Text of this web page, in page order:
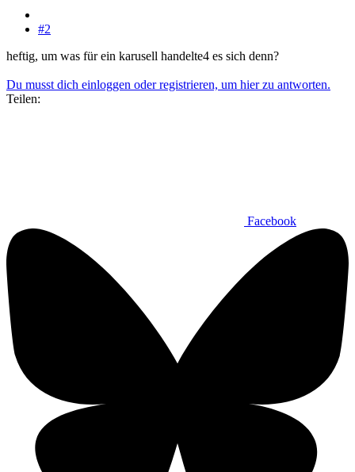
#2
heftig, um was für ein karusell handelte4 es sich denn?
Du musst dich einloggen oder registrieren, um hier zu antworten.
Teilen:
Facebook